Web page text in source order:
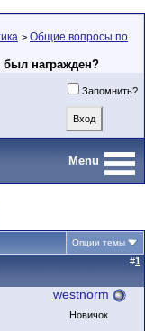
> Общие вопросы по
был награжден?
Запомнить?
Menu
Опции темы
#1
westnorm
Новичок